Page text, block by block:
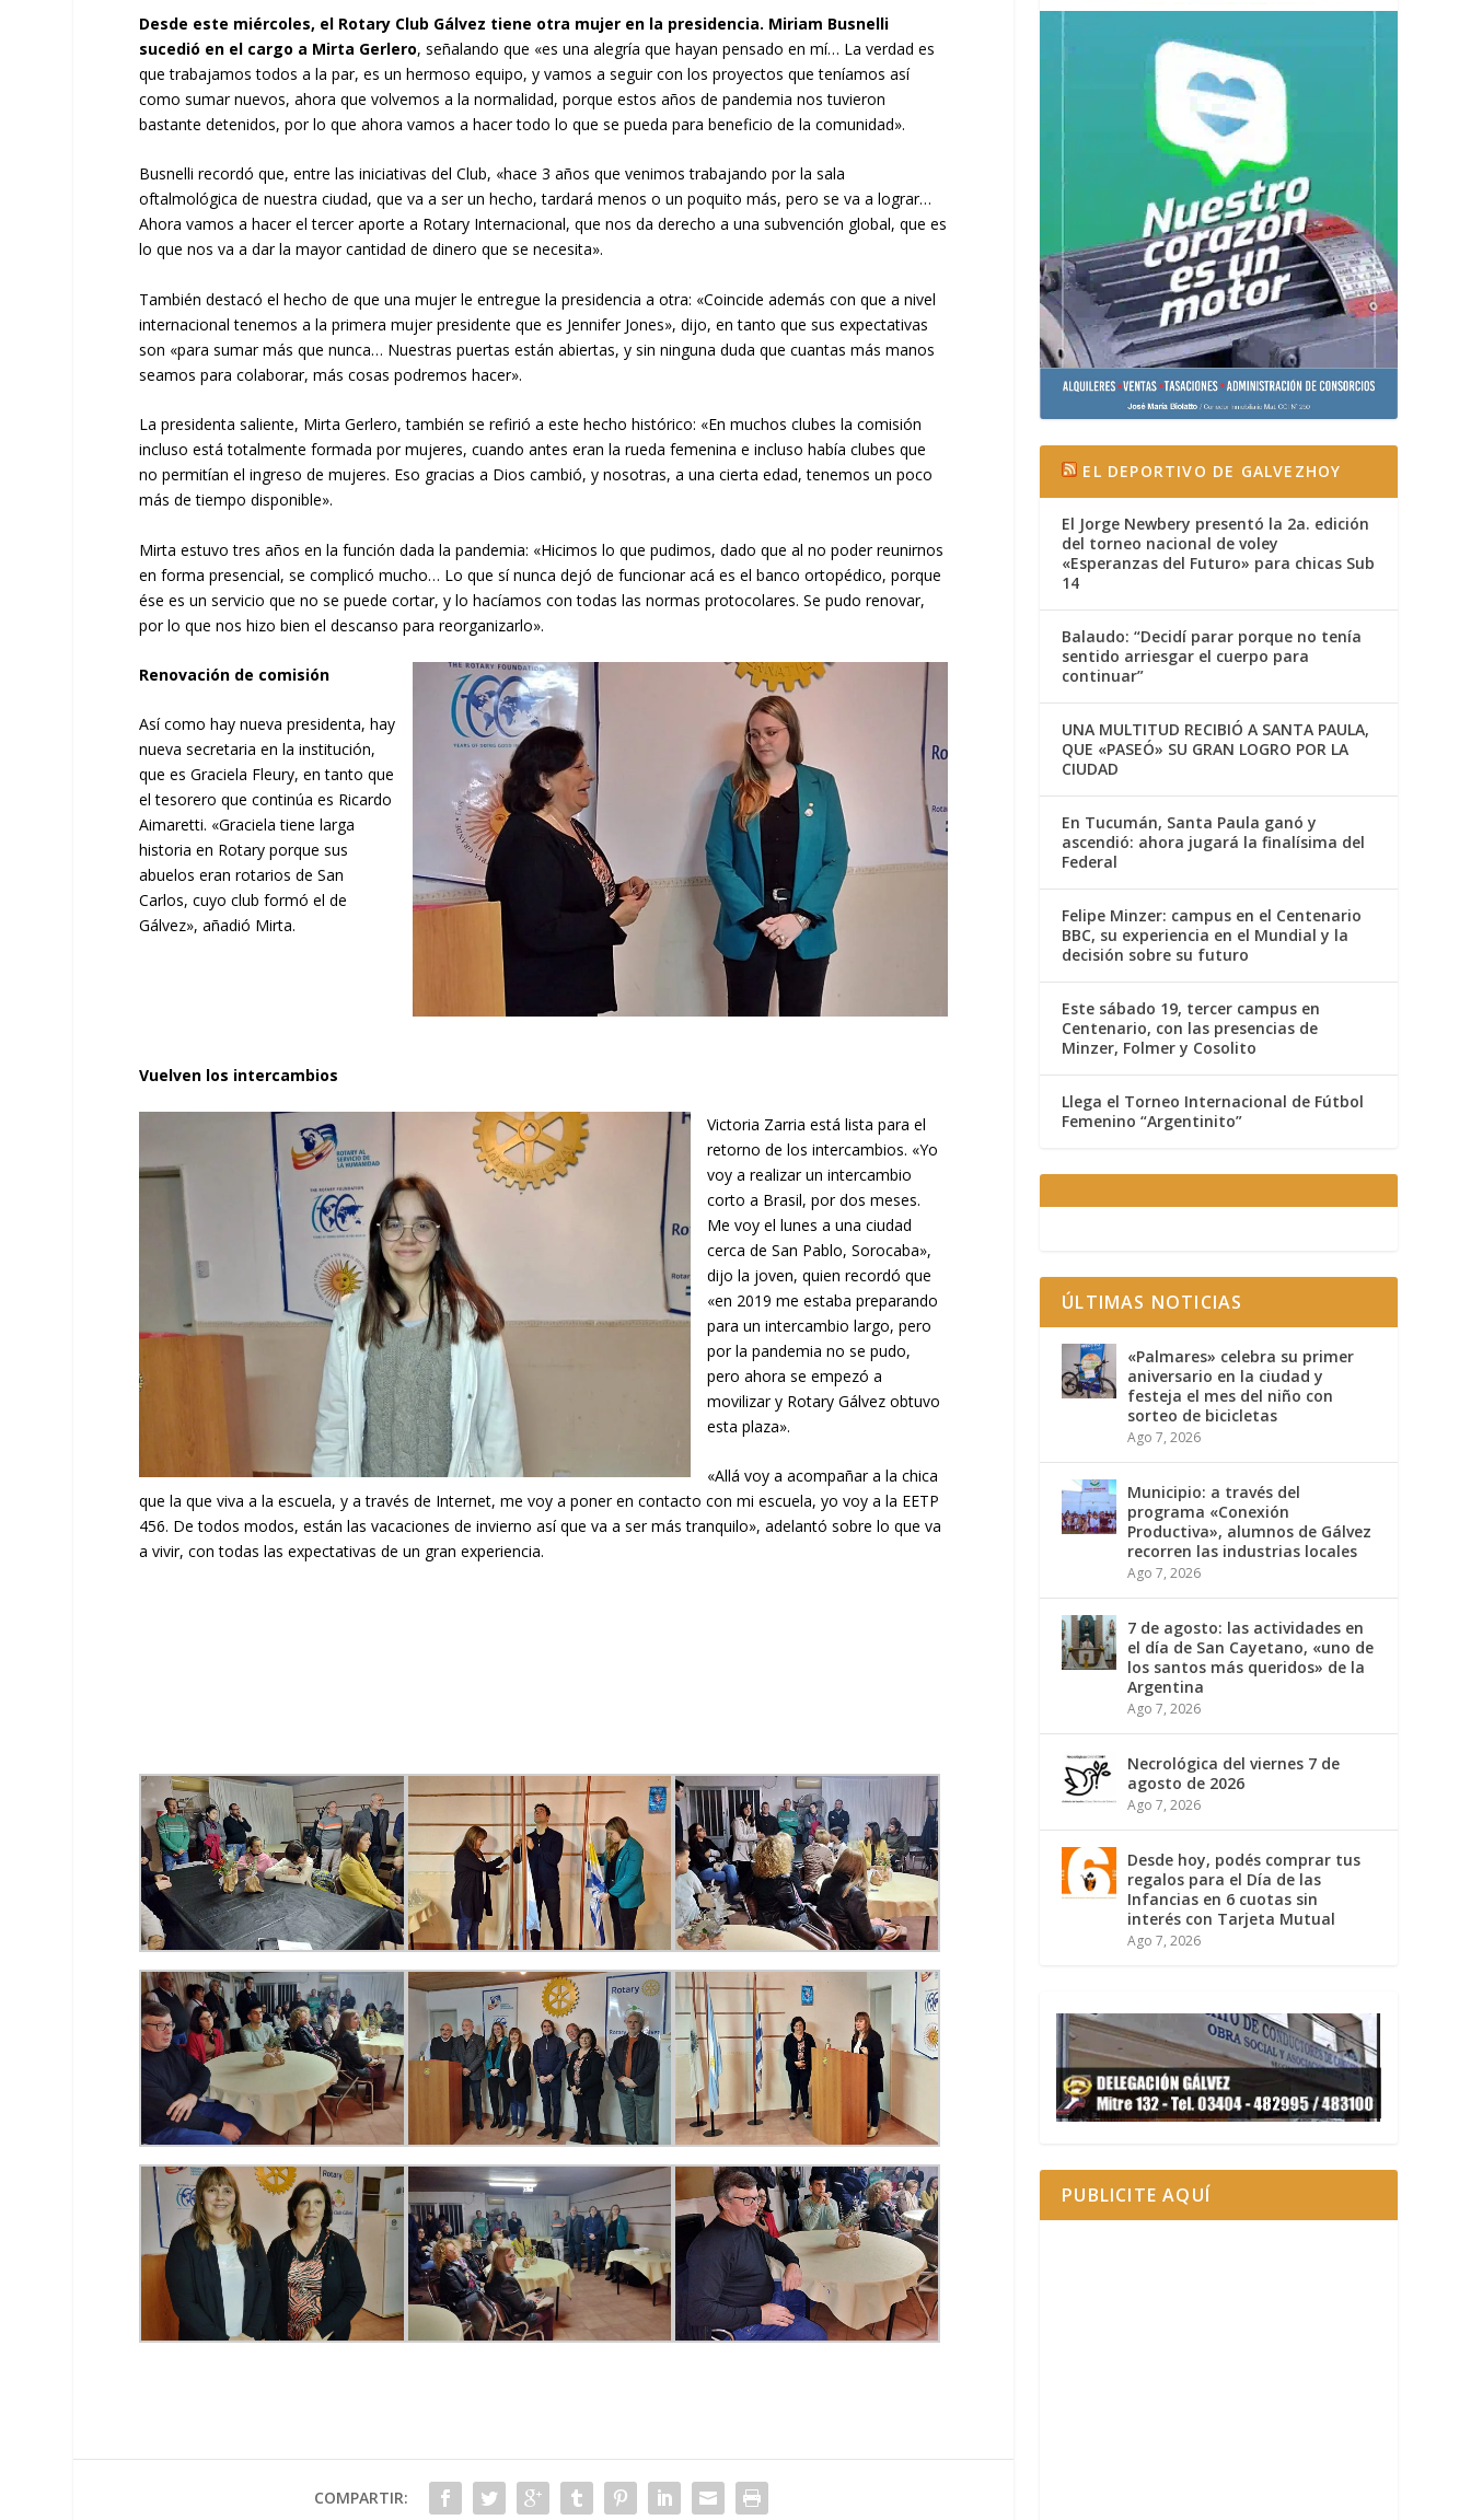
Desde este miércoles, el Rotary Club Gálvez tiene otra mujer en la presidencia. Miriam Busnelli
sucedió en el cargo a Mirta Gerlero, señalando que «es una alegría que hayan pensado en mí… La verdad es
que trabajamos todos a la par, es un hermoso equipo, y vamos a seguir con los proyectos que teníamos así
como sumar nuevos, ahora que volvemos a la normalidad, porque estos años de pandemia nos tuvieron
bastante detenidos, por lo que ahora vamos a hacer todo lo que se pueda para beneficio de la comunidad».
Busnelli recordó que, entre las iniciativas del Club, «hace 3 años que venimos trabajando por la sala
oftalmológica de nuestra ciudad, que va a ser un hecho, tardará menos o un poquito más, pero se va a lograr…
Ahora vamos a hacer el tercer aporte a Rotary Internacional, que nos da derecho a una subvención global, que es
lo que nos va a dar la mayor cantidad de dinero que se necesita».
También destacó el hecho de que una mujer le entregue la presidencia a otra: «Coincide además con que a nivel
internacional tenemos a la primera mujer presidente que es Jennifer Jones», dijo, en tanto que sus expectativas
son «para sumar más que nunca… Nuestras puertas están abiertas, y sin ninguna duda que cuantas más manos
seamos para colaborar, más cosas podremos hacer».
La presidenta saliente, Mirta Gerlero, también se refirió a este hecho histórico: «En muchos clubes la comisión
incluso está totalmente formada por mujeres, cuando antes eran la rueda femenina e incluso había clubes que
no permitían el ingreso de mujeres. Eso gracias a Dios cambió, y nosotras, a una cierta edad, tenemos un poco
más de tiempo disponible».
Mirta estuvo tres años en la función dada la pandemia: «Hicimos lo que pudimos, dado que al no poder reunirnos
en forma presencial, se complicó mucho… Lo que sí nunca dejó de funcionar acá es el banco ortopédico, porque
ése es un servicio que no se puede cortar, y lo hacíamos con todas las normas protocolares. Se pudo renovar,
por lo que nos hizo bien el descanso para reorganizarlo».
Renovación de comisión
Así como hay nueva presidenta, hay
nueva secretaria en la institución,
que es Graciela Fleury, en tanto que
el tesorero que continúa es Ricardo
Aimaretti. «Graciela tiene larga
historia en Rotary porque sus
abuelos eran rotarios de San
Carlos, cuyo club formó el de
Gálvez», añadió Mirta.
Vuelven los intercambios
Victoria Zarria está lista para el
retorno de los intercambios. «Yo
voy a realizar un intercambio
corto a Brasil, por dos meses.
Me voy el lunes a una ciudad
cerca de San Pablo, Sorocaba»,
dijo la joven, quien recordó que
«en 2019 me estaba preparando
para un intercambio largo, pero
por la pandemia no se pudo,
pero ahora se empezó a
movilizar y Rotary Gálvez obtuvo
esta plaza».
«Allá voy a acompañar a la chica
que la que viva a la escuela, y a través de Internet, me voy a poner en contacto con mi escuela, yo voy a la EETP
456. De todos modos, están las vacaciones de invierno así que va a ser más tranquilo», adelantó sobre lo que va
a vivir, con todas las expectativas de un gran experiencia.
COMPARTIR:
EL DEPORTIVO DE GALVEZHOY
El Jorge Newbery presentó la 2a. edición
del torneo nacional de voley
«Esperanzas del Futuro» para chicas Sub
14
Balaudo: “Decidí parar porque no tenía
sentido arriesgar el cuerpo para
continuar”
UNA MULTITUD RECIBIÓ A SANTA PAULA,
QUE «PASEÓ» SU GRAN LOGRO POR LA
CIUDAD
En Tucumán, Santa Paula ganó y
ascendió: ahora jugará la finalísima del
Federal
Felipe Minzer: campus en el Centenario
BBC, su experiencia en el Mundial y la
decisión sobre su futuro
Este sábado 19, tercer campus en
Centenario, con las presencias de
Minzer, Folmer y Cosolito
Llega el Torneo Internacional de Fútbol
Femenino “Argentinito”
ÚLTIMAS NOTICIAS
«Palmares» celebra su primer
aniversario en la ciudad y
festeja el mes del niño con
sorteo de bicicletas
Ago 7, 2026
Municipio: a través del
programa «Conexión
Productiva», alumnos de Gálvez
recorren las industrias locales
Ago 7, 2026
7 de agosto: las actividades en
el día de San Cayetano, «uno de
los santos más queridos» de la
Argentina
Ago 7, 2026
Necrológica del viernes 7 de
agosto de 2026
Ago 7, 2026
Desde hoy, podés comprar tus
regalos para el Día de las
Infancias en 6 cuotas sin
interés con Tarjeta Mutual
Ago 7, 2026
PUBLICITE AQUÍ